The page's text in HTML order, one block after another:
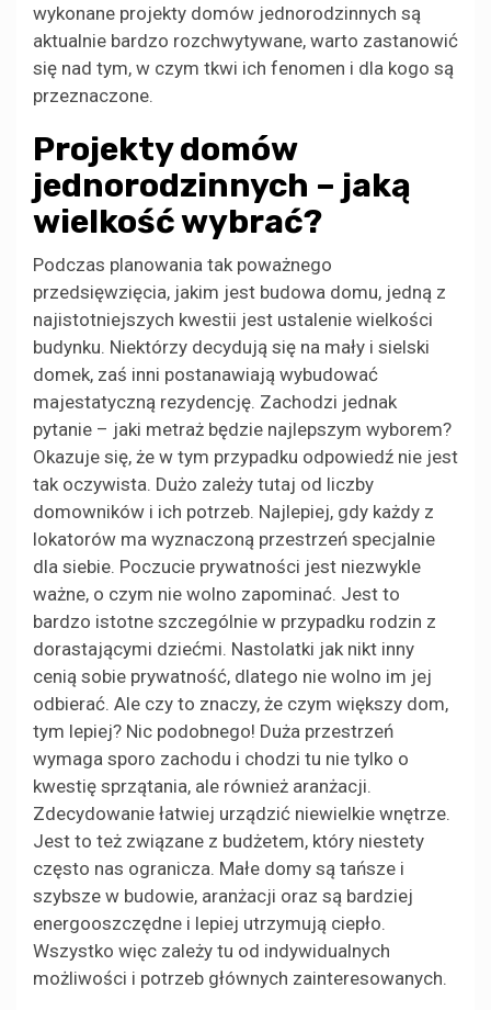
wykonane projekty domów jednorodzinnych są
aktualnie bardzo rozchwytywane, warto zastanowić
się nad tym, w czym tkwi ich fenomen i dla kogo są
przeznaczone.
Projekty domów
jednorodzinnych – jaką
wielkość wybrać?
Podczas planowania tak poważnego
przedsięwzięcia, jakim jest budowa domu, jedną z
najistotniejszych kwestii jest ustalenie wielkości
budynku. Niektórzy decydują się na mały i sielski
domek, zaś inni postanawiają wybudować
majestatyczną rezydencję. Zachodzi jednak
pytanie – jaki metraż będzie najlepszym wyborem?
Okazuje się, że w tym przypadku odpowiedź nie jest
tak oczywista. Dużo zależy tutaj od liczby
domowników i ich potrzeb. Najlepiej, gdy każdy z
lokatorów ma wyznaczoną przestrzeń specjalnie
dla siebie. Poczucie prywatności jest niezwykle
ważne, o czym nie wolno zapominać. Jest to
bardzo istotne szczególnie w przypadku rodzin z
dorastającymi dziećmi. Nastolatki jak nikt inny
cenią sobie prywatność, dlatego nie wolno im jej
odbierać. Ale czy to znaczy, że czym większy dom,
tym lepiej? Nic podobnego! Duża przestrzeń
wymaga sporo zachodu i chodzi tu nie tylko o
kwestię sprzątania, ale również aranżacji.
Zdecydowanie łatwiej urządzić niewielkie wnętrze.
Jest to też związane z budżetem, który niestety
często nas ogranicza. Małe domy są tańsze i
szybsze w budowie, aranżacji oraz są bardziej
energooszczędne i lepiej utrzymują ciepło.
Wszystko więc zależy tu od indywidualnych
możliwości i potrzeb głównych zainteresowanych.